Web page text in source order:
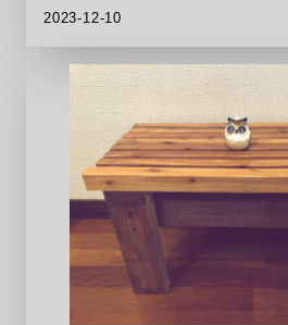
2023-12-10